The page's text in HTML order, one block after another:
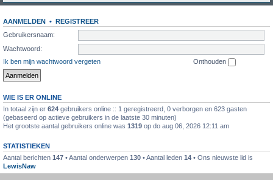
AANMELDEN • REGISTREER
Gebruikersnaam:
Wachtwoord:
Ik ben mijn wachtwoord vergeten
Onthouden
WIE IS ER ONLINE
In totaal zijn er 624 gebruikers online :: 1 geregistreerd, 0 verborgen en 623 gasten
(gebaseerd op actieve gebruikers in de laatste 30 minuten)
Het grootste aantal gebruikers online was 1319 op do aug 06, 2026 12:11 am
STATISTIEKEN
Aantal berichten 147 • Aantal onderwerpen 130 • Aantal leden 14 • Ons nieuwste lid is
LewisNaw